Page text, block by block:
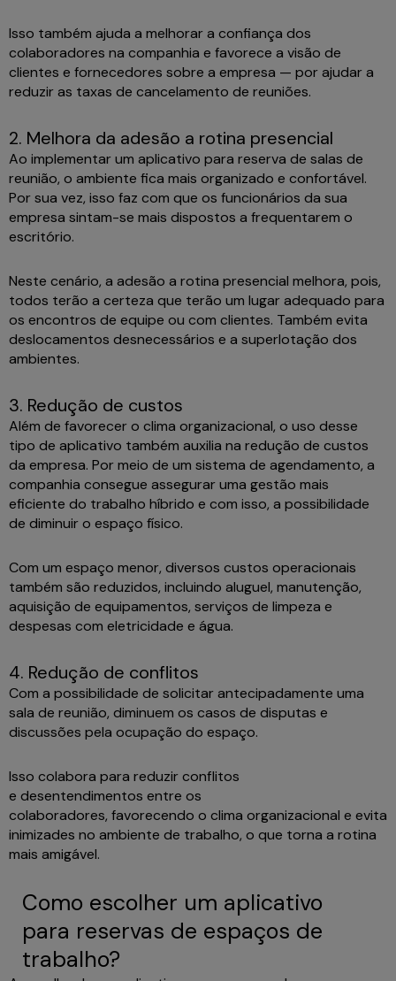
Isso também ajuda a melhorar a confiança dos
colaboradores na companhia e favorece a visão de
clientes e fornecedores sobre a empresa — por ajudar a
reduzir as taxas de cancelamento de reuniões.
2. Melhora da adesão a rotina presencial
Ao implementar um aplicativo para reserva de salas de
reunião, o ambiente fica mais organizado e confortável.
Por sua vez, isso faz com que os funcionários da sua
empresa sintam-se mais dispostos a frequentarem o
escritório.
Neste cenário, a adesão a rotina presencial melhora, pois,
todos terão a certeza que terão um lugar adequado para
os encontros de equipe ou com clientes. Também evita
deslocamentos desnecessários e a superlotação dos
ambientes.
3. Redução de custos
Além de favorecer o clima organizacional, o uso desse
tipo de aplicativo também auxilia na redução de custos
da empresa. Por meio de um sistema de agendamento, a
companhia consegue assegurar uma gestão mais
eficiente do trabalho híbrido e com isso, a possibilidade
de diminuir o espaço físico.
Com um espaço menor, diversos custos operacionais
também são reduzidos, incluindo aluguel, manutenção,
aquisição de equipamentos, serviços de limpeza e
despesas com eletricidade e água.
4. Redução de conflitos
Com a possibilidade de solicitar antecipadamente uma
sala de reunião, diminuem os casos de disputas e
discussões pela ocupação do espaço.
Isso colabora para reduzir conflitos
e desentendimentos entre os
colaboradores, favorecendo o clima organizacional e evita
inimizades no ambiente de trabalho, o que torna a rotina
mais amigável.
Como escolher um aplicativo
para reservas de espaços de
trabalho?